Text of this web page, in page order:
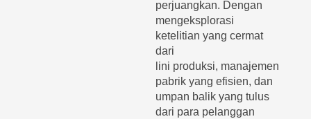
perjuangkan. Dengan
mengeksplorasi
ketelitian yang cermat
dari
lini produksi, manajemen
pabrik yang efisien, dan
umpan balik yang tulus
dari para pelanggan